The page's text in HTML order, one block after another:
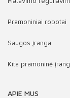
Pramoniniai robotai
Saugos įranga
Kita pramoninė
APIE MUS